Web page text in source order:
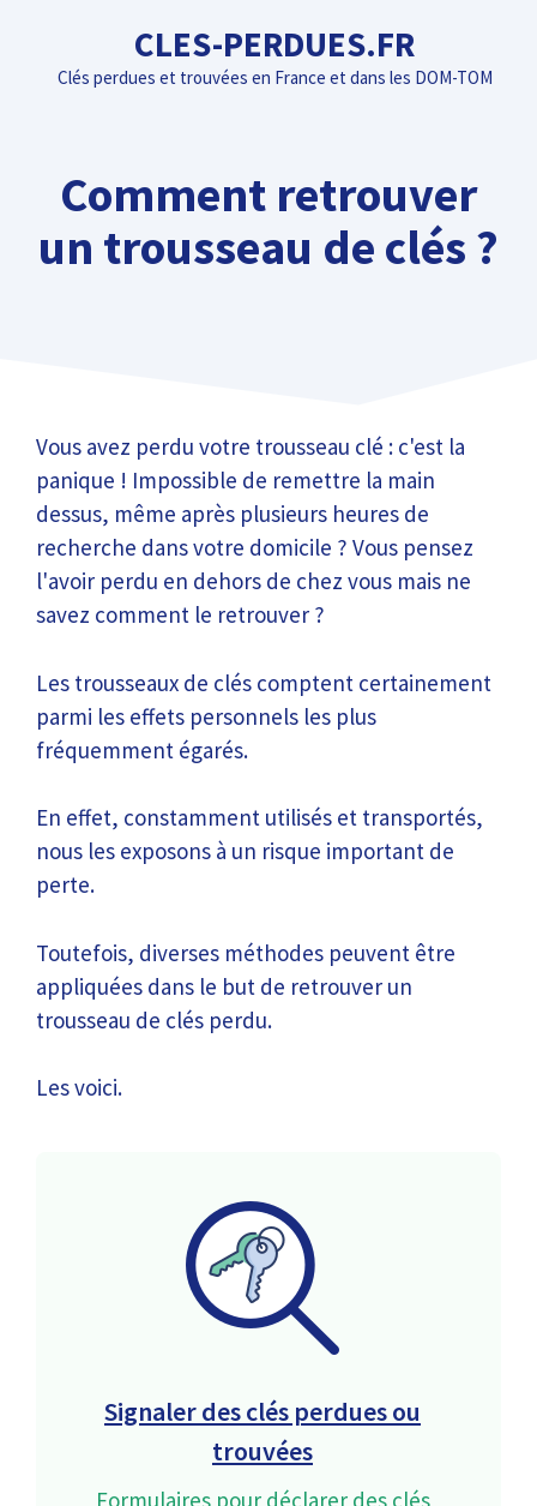
contenu
CLES-PERDUES.FR
Clés perdues et trouvées en France et dans les DOM-TOM
Comment retrouver
un trousseau de clés ?
Vous avez perdu votre trousseau clé : c'est la
panique ! Impossible de remettre la main
dessus, même après plusieurs heures de
recherche dans votre domicile ? Vous pensez
l'avoir perdu en dehors de chez vous mais ne
savez comment le retrouver ?
Les trousseaux de clés comptent certainement
parmi les effets personnels les plus
fréquemment égarés.
En effet, constamment utilisés et transportés,
nous les exposons à un risque important de
perte.
Toutefois, diverses méthodes peuvent être
appliquées dans le but de retrouver un
trousseau de clés perdu.
Les voici.
Signaler des clés perdues ou
trouvées
Formulaires pour déclarer des clés